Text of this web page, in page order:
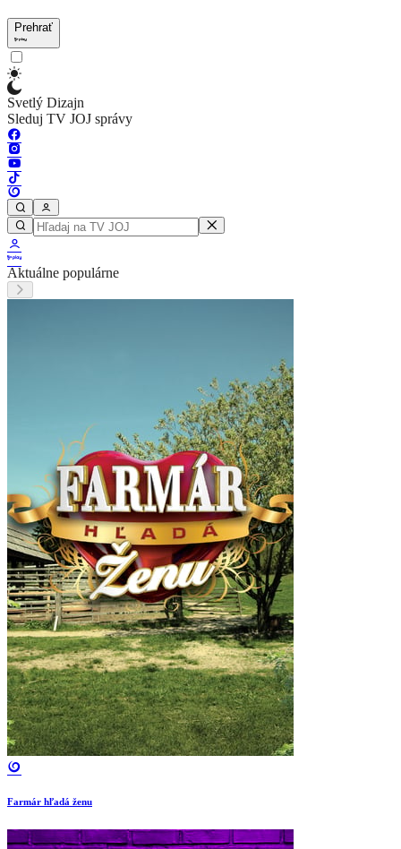
Prehrať
Svetlý Dizajn
Sleduj TV JOJ správy
Aktuálne populárne
Farmár hľadá ženu